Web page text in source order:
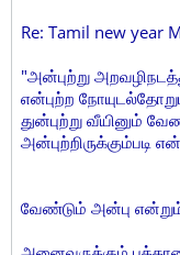
Re: Tamil new year
"அன்புற்று
என்புற்ற
துன்புற்று வீயினும்
அன்புற்றிருக்கும்படி
வேண்டும் அன்பு